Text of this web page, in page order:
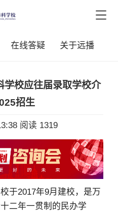
在线答疑 关于远播
学校应往届录取学校介
招生
阅读 1319
于2017年9月建校，是万
二年一贯制的民办学